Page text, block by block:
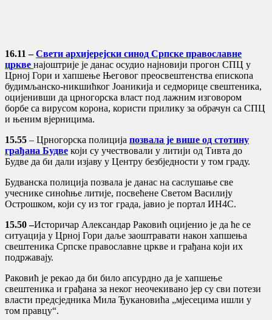
16.11 –Свети архијерејски синод Српске православне
цркве најоштрије је данас осудио најновији прогон СПЦ у
Црној Гори и хапшење Његовог преосвештенства епископа
будимљанско-никшићког Јоаникија и седморице свештеника,
оцијенивши да црногорска власт под лажним изговором
борбе са вирусом корона, користи прилику за обрачун са СПЦ
и њеним вјерницима.
15.55 – Црногорска полиција позвала је више од стотину
грађана Будве који су учествовали у литији од Тивта до
Будве да би дали изјаву у Центру безбједности у том граду.
Будванска полиција позвала је данас на саслушање све
учеснике синоћње литије, посвећене Светом Василију
Острошком, који су из тог града, јавио је портал ИН4С.
15.50 –Историчар Александар Раковић оцијенио је да ће се
ситуација у Црној Гори даље заоштравати након хапшења
свештеника Српске православне цркве и грађана који их
подржавају.
Раковић је рекао да би било апсурдно да је хапшење
свештеника и грађана за неког неочекивано јер су сви потези
власти предсједника Мила Ђукановића „мјесецима ишли у
том правцу“.